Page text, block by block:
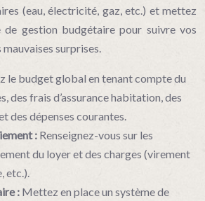
(eau, électricité, gaz, etc.) et mettez
de gestion budgétaire pour suivre vos
surprises.
le budget global en tenant compte du
des frais d’assurance habitation, des
des dépenses courantes.
: Renseignez-vous sur les
du loyer et des charges (virement
etc.).
: Mettez en place un système de